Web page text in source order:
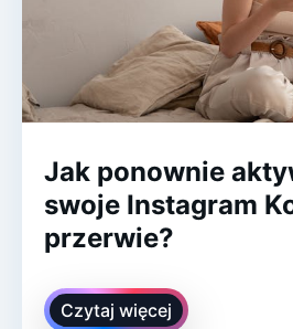
Jak ponownie
swoje Instagram
przerwie?
Czytaj więcej